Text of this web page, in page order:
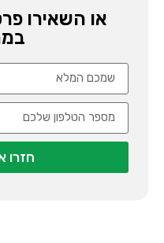
או השאירו
חזרו